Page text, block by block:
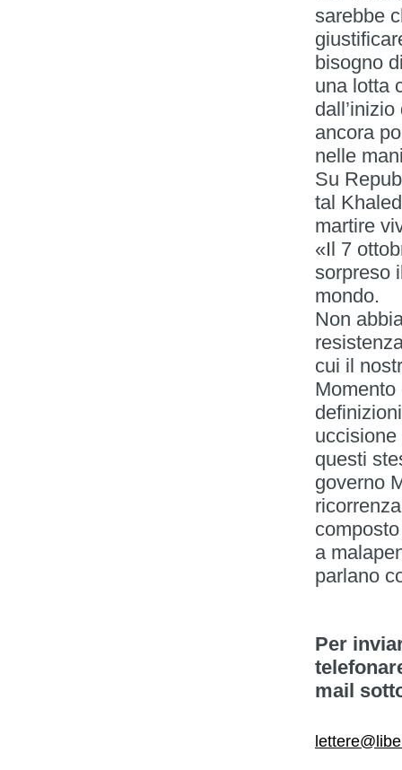
sarebbe
bisogno
una lotta
ancora
nelle
Su
tal
martire
«Il 7
sorpreso
mondo.
Non
cui il
uccisione
questi
governo
a
parlano
Per
mail